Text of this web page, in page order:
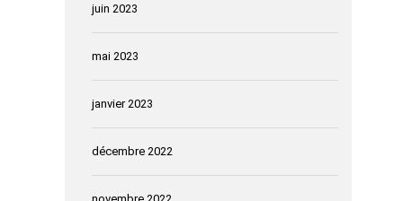
juin 2023
mai 2023
janvier 2023
décembre 2022